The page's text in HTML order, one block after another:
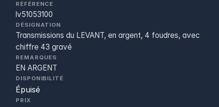
RÉFÉRENCE
lv51053100
DÉSIGNATION
Transmissions du LEVANT, en argent, 4 foudres, avec
chiffre 43 gravé
REMARQUES
EN ARGENT
DISPONIBILITÉ
Épuisé
PRIX